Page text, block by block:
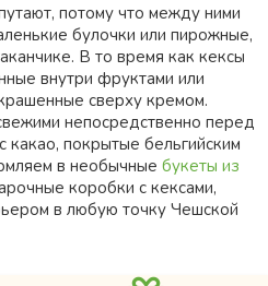
потому что между ними
булочки или пирожные,
В то время как кексы
внутри фруктами или
сверху кремом.
непосредственно перед
какао, покрытые бельгийским
в необычные букеты из
коробки с кексами,
в любую точку Чешской